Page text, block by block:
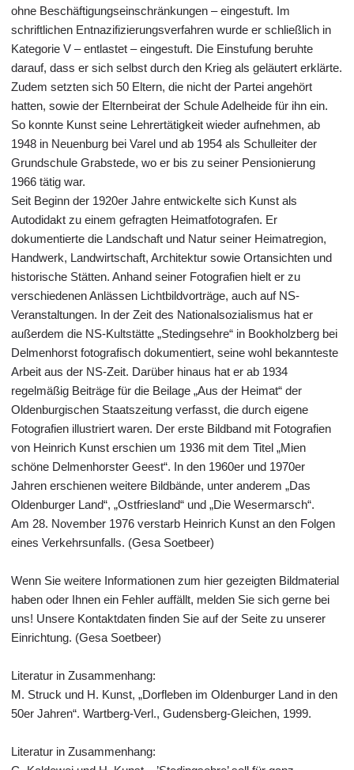
ohne Beschäftigungseinschränkungen – eingestuft. Im
schriftlichen Entnazifizierungsverfahren wurde er schließlich in
Kategorie V – entlastet – eingestuft. Die Einstufung beruhte
darauf, dass er sich selbst durch den Krieg als geläutert erklärte.
Zudem setzten sich 50 Eltern, die nicht der Partei angehört
hatten, sowie der Elternbeirat der Schule Adelheide für ihn ein.
So konnte Kunst seine Lehrertätigkeit wieder aufnehmen, ab
1948 in Neuenburg bei Varel und ab 1954 als Schulleiter der
Grundschule Grabstede, wo er bis zu seiner Pensionierung
1966 tätig war.
Seit Beginn der 1920er Jahre entwickelte sich Kunst als
Autodidakt zu einem gefragten Heimatfotografen. Er
dokumentierte die Landschaft und Natur seiner Heimatregion,
Handwerk, Landwirtschaft, Architektur sowie Ortansichten und
historische Stätten. Anhand seiner Fotografien hielt er zu
verschiedenen Anlässen Lichtbildvorträge, auch auf NS-
Veranstaltungen. In der Zeit des Nationalsozialismus hat er
außerdem die NS-Kultstätte „Stedingsehre“ in Bookholzberg bei
Delmenhorst fotografisch dokumentiert, seine wohl bekannteste
Arbeit aus der NS-Zeit. Darüber hinaus hat er ab 1934
regelmäßig Beiträge für die Beilage „Aus der Heimat“ der
Oldenburgischen Staatszeitung verfasst, die durch eigene
Fotografien illustriert waren. Der erste Bildband mit Fotografien
von Heinrich Kunst erschien um 1936 mit dem Titel „Mien
schöne Delmenhorster Geest“. In den 1960er und 1970er
Jahren erschienen weitere Bildbände, unter anderem „Das
Oldenburger Land“, „Ostfriesland“ und „Die Wesermarsch“.
Am 28. November 1976 verstarb Heinrich Kunst an den Folgen
eines Verkehrsunfalls. (Gesa Soetbeer)
Wenn Sie weitere Informationen zum hier gezeigten Bildmaterial
haben oder Ihnen ein Fehler auffällt, melden Sie sich gerne bei
uns! Unsere Kontaktdaten finden Sie auf der Seite zu unserer
Einrichtung. (Gesa Soetbeer)
Literatur in Zusammenhang:
M. Struck und H. Kunst, „Dorfleben im Oldenburger Land in den
50er Jahren“. Wartberg-Verl., Gudensberg-Gleichen, 1999.
Literatur in Zusammenhang: